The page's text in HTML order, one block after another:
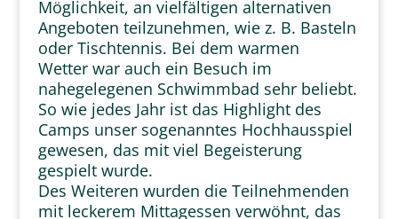
Möglichkeit, an vielfältigen alternativen
Angeboten teilzunehmen, wie z. B. Basteln
oder Tischtennis. Bei dem warmen
Wetter war auch ein Besuch im
nahegelegenen Schwimmbad sehr beliebt.
So wie jedes Jahr ist das Highlight des
Camps unser sogenanntes Hochhausspiel
gewesen, das mit viel Begeisterung
gespielt wurde.
Des Weiteren wurden die Teilnehmenden
mit leckerem Mittagessen verwöhnt, das